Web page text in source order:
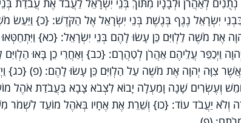
נְתֻנִים לְאַהֲרֹן וּלְבָנָיו מִתּוֹךְ בְּנֵי יִשְׂרָאֵל לַעֲבֹד אֶת עֲבֹדַת
יִשְׂרָאֵל נֶגֶף בְּגֶשֶׁת בְּנֵי יִשְׂרָאֵל אֶל הַקֹּדֶשׁ: {כ} וַיַּעַשׂ
אֶת מֹשֶׁה לַלְוִיִּם כֵּן עָשׂוּ לָהֶם בְּנֵי יִשְׂרָאֵל: {כא} וַיִּתְחַטְּאוּ
וַיְכַפֵּר עֲלֵיהֶם אַהֲרֹן לְטַהֲרָם: {כב} וְאַחֲרֵי כֵן בָּאוּ
צִוָּה יְהוָה אֶת מֹשֶׁה עַל הַלְוִיִּם כֵּן עָשׂוּ לָהֶם: (פ) {כג}
וְעֶשְׂרִים שָׁנָה וָמַעְלָה יָבוֹא לִצְבֹא צָבָא בַּעֲבֹדַת אֹהֶל
וְלֹא יַעֲבֹד עוֹד: {כו} וְשֵׁרֵת אֶת אֶחָיו בְּאֹהֶל מוֹעֵד לִשְׁמֹר